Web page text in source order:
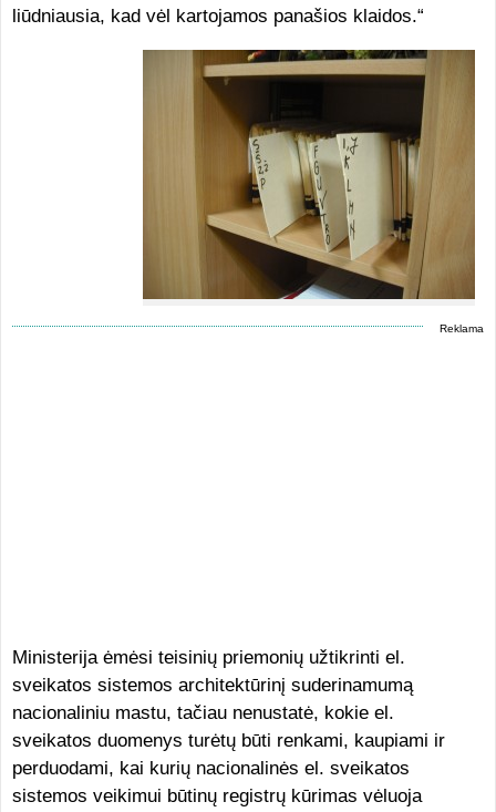
liūdniausia, kad vėl kartojamos panašios klaidos.“
Reklama
Ministerija ėmėsi teisinių priemonių užtikrinti el.
sveikatos sistemos architektūrinį suderinamumą
nacionaliniu mastu, tačiau nenustatė, kokie el.
sveikatos duomenys turėtų būti renkami, kaupiami ir
perduodami, kai kurių nacionalinės el. sveikatos
sistemos veikimui būtinų registrų kūrimas vėluoja